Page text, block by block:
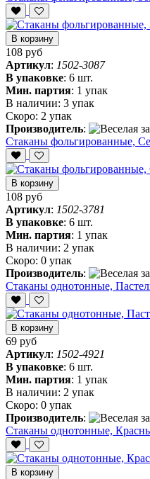
В корзину
108 руб
Артикул: 1502-3087
В упаковке: 6 шт.
Мин. партия: 1 упак
В наличии: 3 упак
Скоро: 2 упак
Производитель:
Стаканы фольгированные,
В корзину
108 руб
Артикул: 1502-3781
В упаковке: 6 шт.
Мин. партия: 1 упак
В наличии: 2 упак
Скоро: 0 упак
Производитель:
Стаканы однотонные,
В корзину
69 руб
Артикул: 1502-4921
В упаковке: 6 шт.
Мин. партия: 1 упак
В наличии: 2 упак
Скоро: 0 упак
Производитель:
Стаканы однотонные,
В корзину